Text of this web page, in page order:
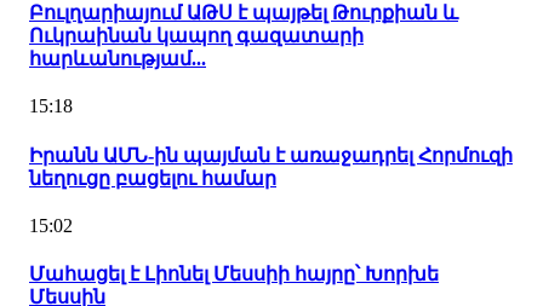
Բուլղարիայում ԱԹՍ է պայթել Թուրքիան և
Ուկրաինան կապող գազատարի
հարևանությամ...
15:18
Իրանն ԱՄՆ-ին պայման է առաջադրել Հորմուզի
նեղուցը բացելու համար
15:02
Մահացել է Լիոնել Մեսսիի հայրը՝ Խորխե
Մեսսին